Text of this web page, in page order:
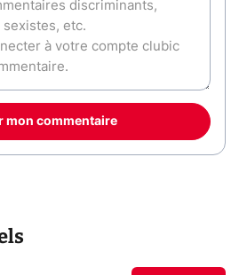
mon commentaire